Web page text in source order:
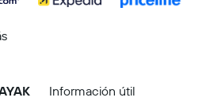
Información útil